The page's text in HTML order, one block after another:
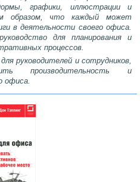
графики, иллюстрации и
образом, что каждый может
в деятельности своего офиса.
для планирования и
процессов.
руководителей и сотрудников,
производительность и
офиса.